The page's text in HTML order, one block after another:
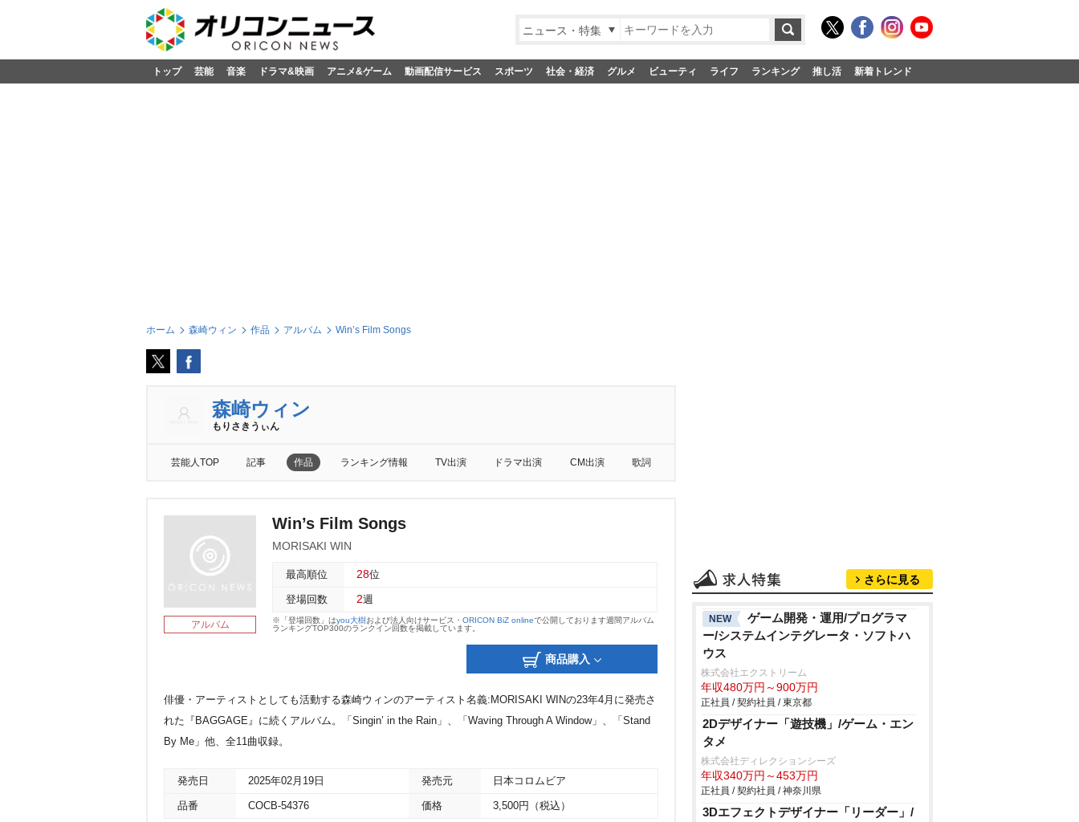
ニュース・特集
トップ 芸能 音楽 ドラマ&映画 アニメ&ゲーム 動画配信サービス スポーツ 社会・経済 グルメ ビューティ ライフ ランキング 推し活 新着トレンド
ホーム 森崎ウィン 作品 アルバム Win’s Film Songs
森崎ウィン
もりさきうぃん
芸能人TOP 記事 作品 ランキング情報 TV出演 ドラマ出演 CM出演 歌詞
アルバム
Win’s Film Songs
MORISAKI WIN
最高順位 28位
登場回数 2週
※「登場回数」はyou大樹および法人向けサービス・ ORICON BiZ onlineで公開しております週間アルバム
ランキングTOP300のランクイン回数を掲載しています。
商品購入
俳優・アーティストとしても活動する森崎ウィンのアーティスト名義:MORISAKI WINの23年4月に発売さ
れた『BAGGAGE』に続くアルバム。「Singin’ in the Rain」、「Waving Through A Window」、「Stand
By Me」他、全11曲収録。
発売日 2025年02月19日 発売元 日本コロムビア
品番 COCB-54376 価格 3,500円（税込）
さらに見る
NEW
ゲーム開発・運用/プログラマ
ー/システムインテグレータ・ソフトハ
ウス
株式会社エクストリーム
年収480万円～900万円
正社員 / 契約社員 / 東京都
2Dデザイナー「遊技機」/ゲーム・エン
タメ
株式会社ディレクションシーズ
年収340万円～453万円
正社員 / 契約社員 / 神奈川県
3Dエフェクトデザイナー「リーダー」/